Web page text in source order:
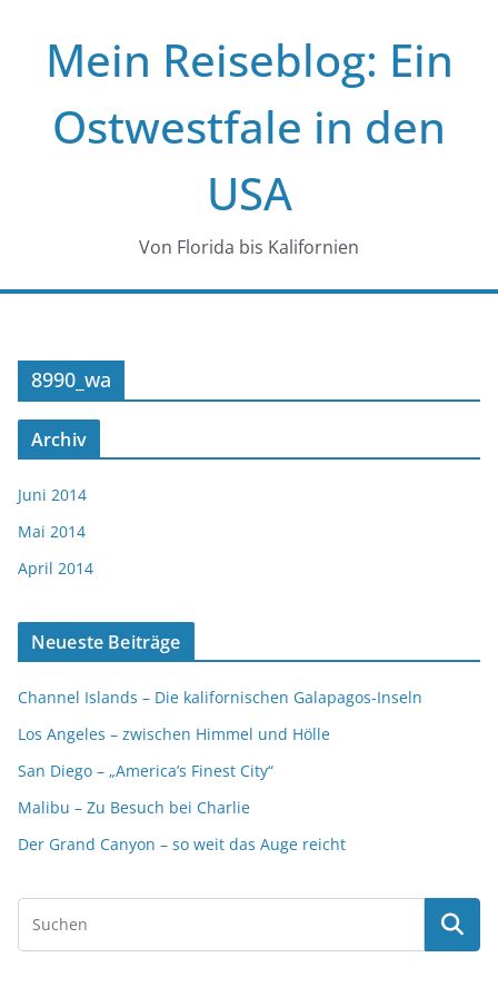
springenMein Reiseblog: Ein
Ostwestfale in den
USA
Von Florida bis Kalifornien
8990_wa
Archiv
Juni 2014
Mai 2014
April 2014
Neueste Beiträge
Channel Islands – Die kalifornischen Galapagos-Inseln
Los Angeles – zwischen Himmel und Hölle
San Diego – „America’s Finest City“
Malibu – Zu Besuch bei Charlie
Der Grand Canyon – so weit das Auge reicht